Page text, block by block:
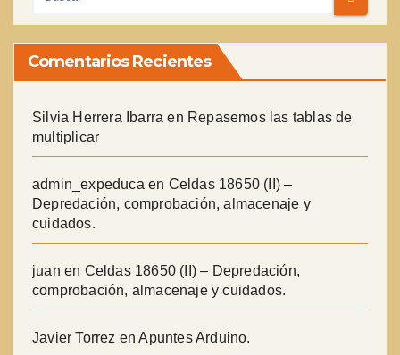
Comentarios Recientes
Silvia Herrera Ibarra en Repasemos las tablas de
multiplicar
admin_expeduca en Celdas 18650 (II) –
Depredación, comprobación, almacenaje y
cuidados.
juan en Celdas 18650 (II) – Depredación,
comprobación, almacenaje y cuidados.
Javier Torrez enApuntes Arduino.